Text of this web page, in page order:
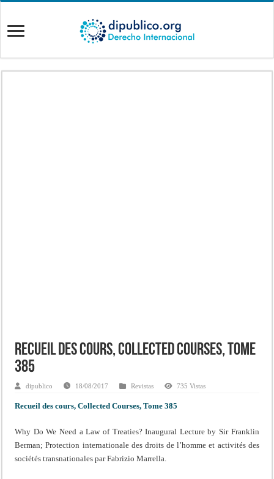
Recueil des cours, Collected Courses, Tome
385
dipublico 18/08/2017 Revistas 735 Vistas
Recueil des cours, Collected Courses, Tome 385
Why Do We Need a Law of Treaties? Inaugural Lecture by Sir Franklin
Berman; Protection internationale des droits de l’homme et activités des
sociétés transnationales par Fabrizio Marrella.